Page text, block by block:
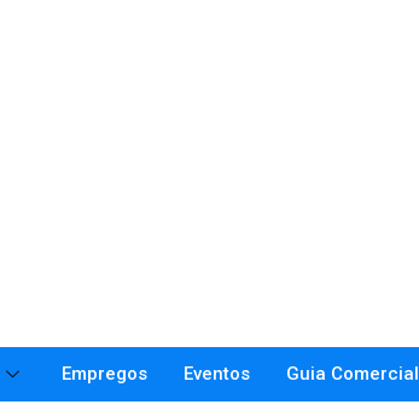
Empregos Eventos Guia Comercial